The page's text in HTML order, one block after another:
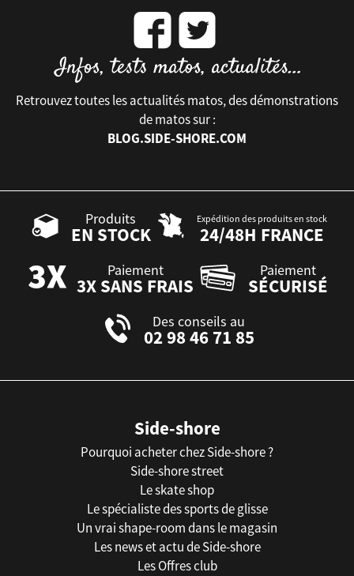
Retrouvez toutes les actualités matos, des démonstrations
de matos sur :
BLOG.SIDE-SHORE.COM
Produits
EN STOCK
Expédition des produits en stock
24/48H FRANCE
Paiement
3X SANS FRAIS
Paiement
SÉCURISÉ
Des conseils au
02 98 46 71 85
Side-shore
Pourquoi acheter chez Side-shore ?
Side-shore street
Le skate shop
Le spécialiste des sports de glisse
Un vrai shape-room dans le magasin
Les news et actu de Side-shore
Les Offres club